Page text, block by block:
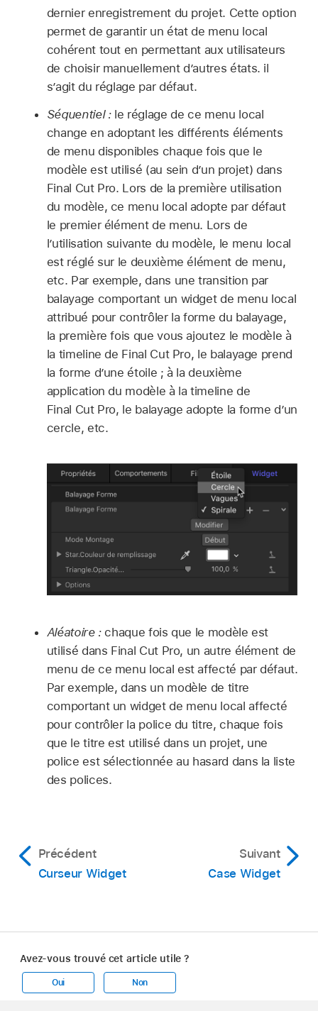
dernier enregistrement du projet. Cette option
permet de garantir un état de menu local
cohérent tout en permettant aux utilisateurs
de choisir manuellement d’autres états. il
s’agit du réglage par défaut.
Séquentiel :le réglage de ce menu local
change en adoptant les différents éléments
de menu disponibles chaque fois que le
modèle est utilisé (au sein d’un projet) dans
Final Cut Pro. Lors de la première utilisation
du modèle, ce menu local adopte par défaut
le premier élément de menu. Lors de
l’utilisation suivante du modèle, le menu local
est réglé sur le deuxième élément de menu,
etc. Par exemple, dans une transition par
balayage comportant un widget de menu local
attribué pour contrôler la forme du balayage,
la première fois que vous ajoutez le modèle à
la timeline de Final Cut Pro, le balayage prend
la forme d’une étoile ; à la deuxième
application du modèle à la timeline de
Final Cut Pro, le balayage adopte la forme d’un
cercle, etc.
Aléatoire :chaque fois que le modèle est
utilisé dans Final Cut Pro, un autre élément de
menu de ce menu local est affecté par défaut.
Par exemple, dans un modèle de titre
comportant un widget de menu local affecté
pour contrôler la police du titre, chaque fois
que le titre est utilisé dans un projet, une
police est sélectionnée au hasard dans la liste
des polices.
Précédent
Curseur Widget
Suivant
Case Widget
Avez-vous trouvé cet article utile ?
Oui Non